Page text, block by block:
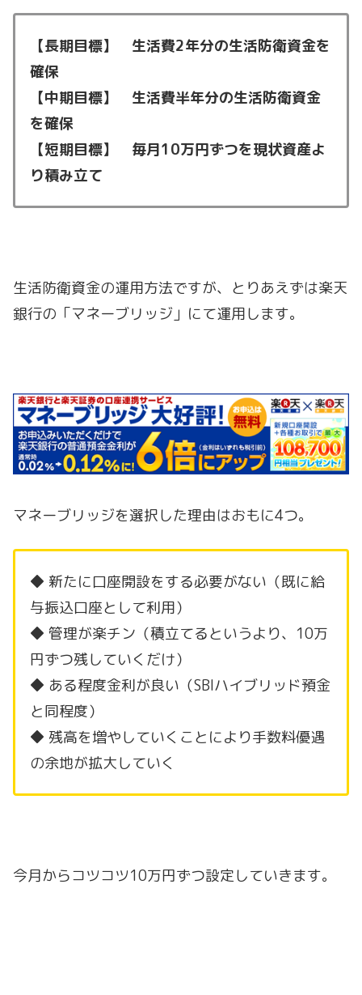
【長期目標】 生活費2年分の生活防衛資金を
確保
【中期目標】 生活費半年分の生活防衛資金
を確保
【短期目標】 毎月10万円ずつを現状資産よ
り積み立て
生活防衛資金の運用方法ですが、とりあえずは楽天
銀行の「マネーブリッジ」にて運用します。
マネーブリッジを選択した理由はおもに4つ。
◆ 新たに口座開設をする必要がない（既に給
与振込口座として利用）
◆ 管理が楽チン（積立てるというより、10万
円ずつ残していくだけ）
◆ ある程度金利が良い（SBIハイブリッド預金
と同程度）
◆ 残高を増やしていくことにより手数料優遇
の余地が拡大していく
今月からコツコツ10万円ずつ設定していきます。